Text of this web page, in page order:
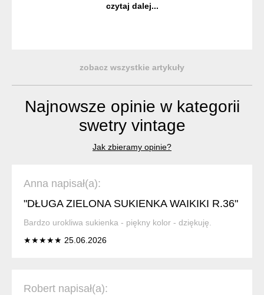
Poncho) to trad...
czytaj dalej...
zobacz wszystkie artykuły
Najnowsze opinie w kategorii
swetry vintage
Jak zbieramy opinie?
Anna napisał(a):
"DŁUGA ZIELONA SUKIENKA WAIKIKI R.36"
Bardzo urokliwa sukienka - piękny kolor - dziękuję.
★★★★★ 25.06.2026
Robert napisał(a):